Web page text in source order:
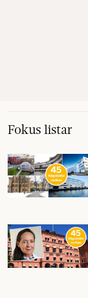
Fokus listar